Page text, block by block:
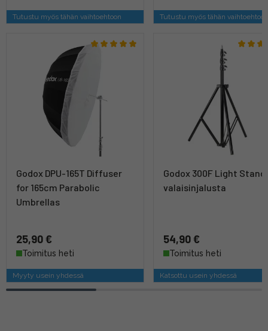
Tutustu myös tähän vaihtoehtoon Tutustu myös tähän
Godox DPU-165T Diffuser
for 165cm Parabolic
Umbrellas
25,90 €
Toimitus heti
Myyty usein yhdessä
Godox 300F Light Stand
valaisinjalusta
54,90 €
Toimitus heti
Katsottu usein yhdessä